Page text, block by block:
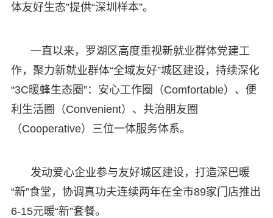
体友好生态”提供“深圳样本”。
一直以来，罗湖区高度重视新就业群体党建工
作，聚力新就业群体“全域友好”城区建设，持续深化
“3C暖蜂生态圈”：安心工作圈（Comfortable）、便
利生活圈（Convenient）、共治朋友圈
（Cooperative）三位一体服务体系。
发动爱心企业参与友好城区建设，打造深巴暖
“新”食堂，协调真功夫连续两年在全市89家门店推出
6-15元暖“新”套餐。